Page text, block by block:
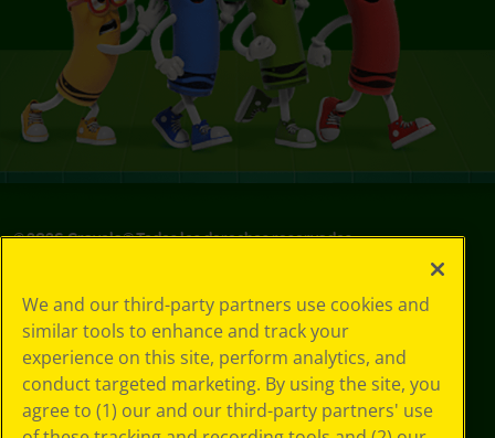
©2026Crayola® Todos los derechos reservados.
de privacidad
Política de
privacidad
Términos de SMS
GDPR
Aviso de
We and our third-party partners use cookies and
similar tools to enhance and track your
experience on this site, perform analytics, and
conduct targeted marketing. By using the site, you
agree to (1) our and our third-party partners' use